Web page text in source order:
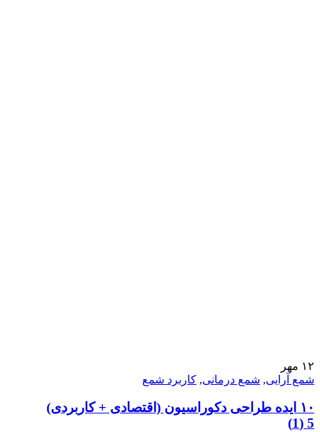
۱۲ مهر
شمع آرایی, شمع درمانی, کاربرد شمع
۱۰ ایده طراحی دکوراسیون (اقتصادی + کاربردی)
5 (1)